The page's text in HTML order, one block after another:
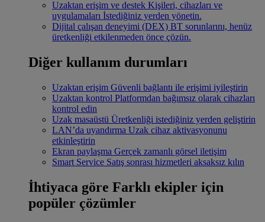
Uzaktan erişim ve destek Kişileri, cihazları ve
uygulamaları İstediğiniz yerden yönetin.
Dijital çalışan deneyimi (DEX) BT sorunlarını, henüz
üretkenliği etkilenmeden önce çözün.
Diğer kullanım durumları
Uzaktan erişim Güvenli bağlantı ile erişimi iyileştirin
Uzaktan kontrol Platformdan bağımsız olarak cihazları
kontrol edin
Uzak masaüstü Üretkenliği istediğiniz yerden geliştirin
LAN’da uyandırma Uzak cihaz aktivasyonunu
etkinleştirin
Ekran paylaşma Gerçek zamanlı görsel iletişim
Smart Service Satış sonrası hizmetleri aksaksız kılın
İhtiyaca göre Farklı ekipler için
popüler çözümler